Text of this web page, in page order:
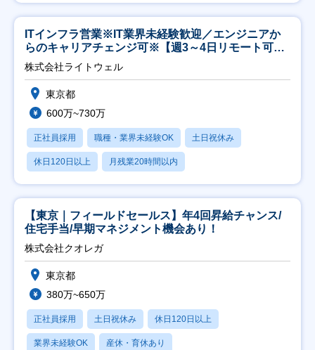
ITインフラ営業※IT業界未経験歓迎／エンジニアか
らのキャリアチェンジ可※【週3～4日リモート可
能】
株式会社ライトウェル
東京都
600万~730万
正社員採用 職種・業界未経験OK 土日祝休み
休日120日以上 月残業20時間以内
【東京｜フィールドセールス】年4回昇給チャンス/
住宅手当/早期マネジメント機会あり！
株式会社クオレガ
東京都
380万~650万
正社員採用 土日祝休み 休日120日以上
業界未経験OK 産休・育休あり